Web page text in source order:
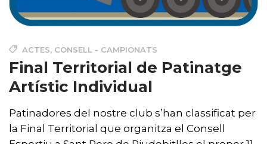
ACTES, CONSELL - CAMPIONATS
Final Territorial de Patinatge
Artístic Individual
Patinadores del nostre club s’han classificat per
la Final Territorial que organitza el Consell